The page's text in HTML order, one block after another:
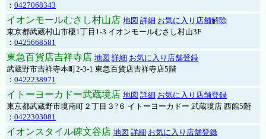
： 0427068343
イオンモールむさし村山店 地図 詳細 お気に入り店舗解除
東京都武蔵村山市榎1丁目1-3 イオンモールむさし村山3F
： 0425668581
東急百貨店吉祥寺店 地図 詳細 お気に入り店舗登録
武蔵野市吉祥寺本町2-3-1 東急百貨店吉祥寺店5階
： 0422238971
イトーヨーカドー武蔵境店 地図 詳細 お気に入り店舗登録
東京都武蔵野市境南町２丁目３?６ イトーヨーカドー 武蔵境店 西館5階
： 0422303081
イオンスタイル碑文谷店 地図 詳細 お気に入り店舗登録